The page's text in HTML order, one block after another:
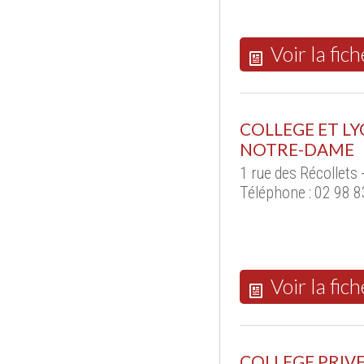
Voir la
COLLEGE ET
NOTRE-DAME
1 rue des Récollets
Téléphone : 02 98
Voir la